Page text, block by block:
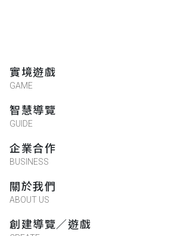
實境遊戲
GAME
智慧導覽
GUIDE
企業合作
BUSINESS
關於我們
ABOUT US
創建導覽／遊戲